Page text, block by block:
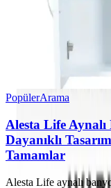
PopülerArama
Alesta Life
Dayanıklı
Tamamlar
Alesta Life aynalı